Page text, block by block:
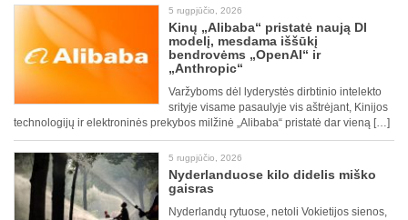
5 rugpjūčio, 2026
Kinų „Alibaba“ pristatė naują DI
modelį, mesdama iššūkį
bendrovėms „OpenAI“ ir
„Anthropic“
Varžyboms dėl lyderystės dirbtinio intelekto
srityje visame pasaulyje vis aštrėjant, Kinijos
technologijų ir elektroninės prekybos milžinė „Alibaba“ pristatė dar vieną […]
5 rugpjūčio, 2026
Nyderlanduose kilo didelis miško
gaisras
Nyderlandų rytuose, netoli Vokietijos sienos,